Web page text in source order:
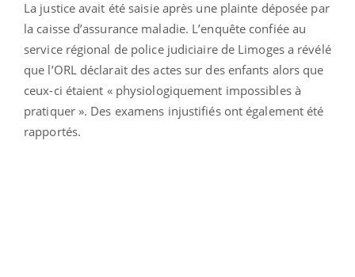
La justice avait été saisie après une plainte déposée par
la caisse d’assurance maladie. L’enquête confiée au
service régional de police judiciaire de Limoges a révélé
que l’ORL déclarait des actes sur des enfants alors que
ceux-ci étaient « physiologiquement impossibles à
pratiquer ». Des examens injustifiés ont également été
rapportés.